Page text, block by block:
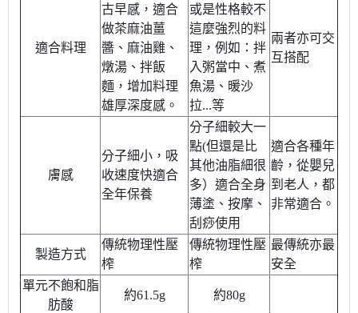
適合料理
古早感，適合
做茶麻油薑
醬、麻油雞、
燉湯、拌飯
麵，增加料理
雄厚深度感。
或是性格較不
這麼強烈的料
理，例如：拌
入粥當中、煮
魚湯、暖沙
拉...等
兩者亦可交
互搭配
膚感
分子細小，吸
收速度快適合
全年保養
分子細較大一
點(但還是比
其他油脂細很
多）適合全身
薄塗、按摩、
刮痧使用
適合各種年
齡，從嬰兒
到老人，都
非常適合。
製造方式
傳統物理性壓
榨
傳統物理性壓
榨
最傳統亦最
安全
單元不飽和脂
肪酸
約61.5g 約80g